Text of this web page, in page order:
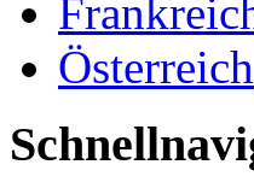
Österreich